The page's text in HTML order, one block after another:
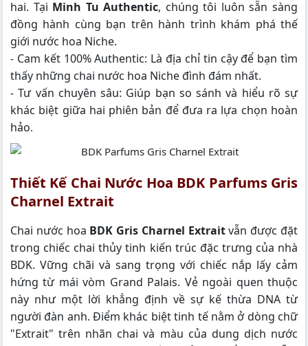
hai. Tại Minh Tu Authentic, chúng tôi luôn sẵn sàng
đồng hành cùng bạn trên hành trình khám phá thế
giới nước hoa Niche.
- Cam kết 100% Authentic: Là địa chỉ tin cậy để bạn tìm
thấy những chai nước hoa Niche đình đám nhất.
- Tư vấn chuyên sâu: Giúp bạn so sánh và hiểu rõ sự
khác biệt giữa hai phiên bản để đưa ra lựa chọn hoàn
hảo.
Thiết Kế Chai Nước Hoa BDK Parfums Gris
Charnel Extrait
Chai nước hoa BDK Gris Charnel Extraitvẫn được đặt
trong chiếc chai thủy tinh kiến trúc đặc trưng của nhà
BDK. Vững chãi và sang trọng với chiếc nắp lấy cảm
hứng từ mái vòm Grand Palais. Vẻ ngoài quen thuộc
này như một lời khẳng định về sự kế thừa DNA từ
người đàn anh. Điểm khác biệt tinh tế nằm ở dòng chữ
"Extrait" trên nhãn chai và màu của dung dịch nước